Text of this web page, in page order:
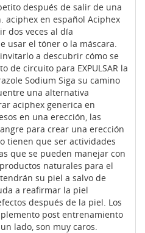
después de salir de una
aciphex en español Aciphex
dos veces al día
usar el tóner o la máscara.
a descubrir cómo se
de circuito para EXPULSAR la
Sodium Siga su camino
una alternativa
aciphex generica en
en una erección, las
para crear una erección
tienen que ser actividades
que se pueden manejar con
naturales para el
su piel a salvo de
a reafirmar la piel
después de la piel. Los
post entrenamiento
lado, son muy caros.